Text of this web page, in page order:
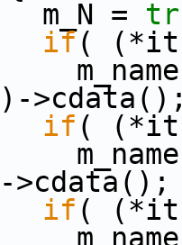
=
if(
if (
>cdata();
if (